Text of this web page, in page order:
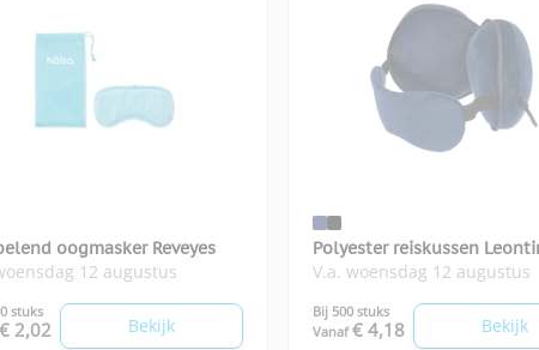
oogmasker Reveyes
12 augustus
stuks
€ 2,02 Bekijk
Polyester reiskussen
V.a. woensdag 12 augustus
Bij 500 stuks
Vanaf € 4,18 Bekijk